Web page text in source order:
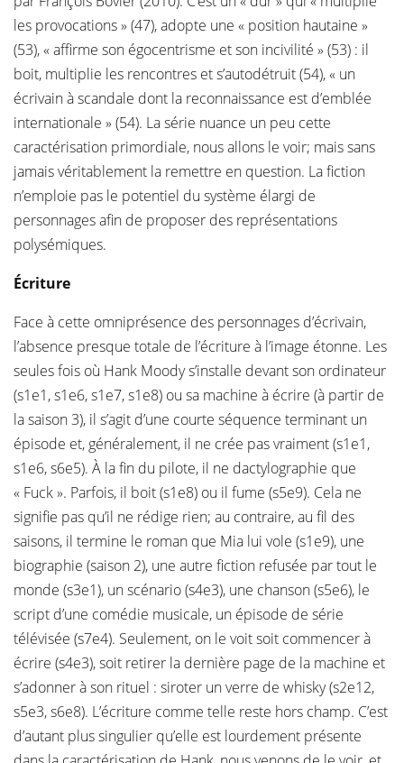
les provocations » (47), adopte une « position hautaine »
(53), « affirme son égocentrisme et son incivilité » (53) : il
boit, multiplie les rencontres et s’autodétruit (54), « un
écrivain à scandale dont la reconnaissance est d’emblée
internationale » (54). La série nuance un peu cette
caractérisation primordiale, nous allons le voir; mais sans
jamais véritablement la remettre en question. La fiction
n’emploie pas le potentiel du système élargi de
personnages afin de proposer des représentations
polysémiques.
Écriture
Face à cette omniprésence des personnages d’écrivain,
l’absence presque totale de l’écriture à l’image étonne. Les
seules fois où Hank Moody s’installe devant son ordinateur
(s1e1, s1e6, s1e7, s1e8) ou sa machine à écrire (à partir de
la saison 3), il s’agit d’une courte séquence terminant un
épisode et, généralement, il ne crée pas vraiment (s1e1,
s1e6, s6e5). À la fin du pilote, il ne dactylographie que
« Fuck ». Parfois, il boit (s1e8) ou il fume (s5e9). Cela ne
signifie pas qu’il ne rédige rien; au contraire, au fil des
saisons, il termine le roman que Mia lui vole (s1e9), une
biographie (saison 2), une autre fiction refusée par tout le
monde (s3e1), un scénario (s4e3), une chanson (s5e6), le
script d’une comédie musicale, un épisode de série
télévisée (s7e4). Seulement, on le voit soit commencer à
écrire (s4e3), soit retirer la dernière page de la machine et
s’adonner à son rituel : siroter un verre de whisky (s2e12,
s5e3, s6e8). L’écriture comme telle reste hors champ. C’est
d’autant plus singulier qu’elle est lourdement présente